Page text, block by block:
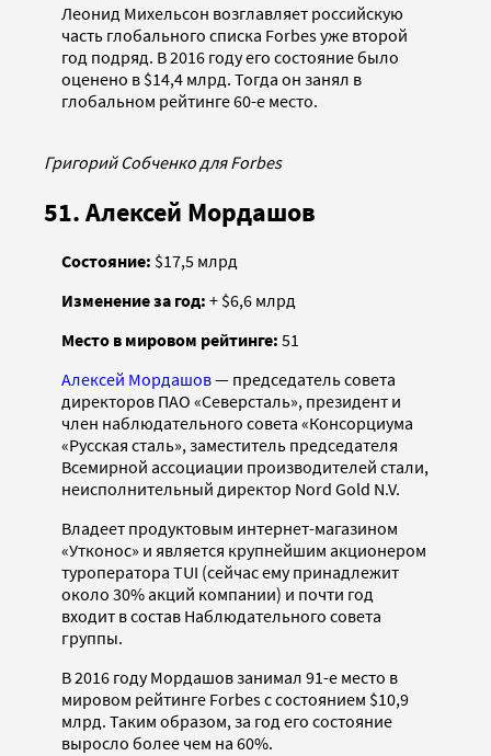
Леонид Михельсон возглавляет российскую
часть глобального списка Forbes уже второй
год подряд. В 2016 году его состояние было
оценено в $14,4 млрд. Тогда он занял в
глобальном рейтинге 60-е место.
Григорий Собченко для Forbes
51. Алексей Мордашов
Cостояние: $17,5 млрд
Изменение за год: + $6,6 млрд
Место в мировом рейтинге: 51
Алексей Мордашов— председатель совета
директоров ПАО «Северсталь», президент и
член наблюдательного совета «Консорциума
«Русская сталь», заместитель председателя
Всемирной ассоциации производителей стали,
неисполнительный директор Nord Gold N.V.
Владеет продуктовым интернет-магазином
«Утконос» и является крупнейшим акционером
туроператора TUI (сейчас ему принадлежит
около 30% акций компании) и почти год
входит в состав Наблюдательного совета
группы.
В 2016 году Мордашов занимал 91-е место в
мировом рейтинге Forbes с состоянием $10,9
млрд. Таким образом, за год его состояние
выросло более чем на 60%.